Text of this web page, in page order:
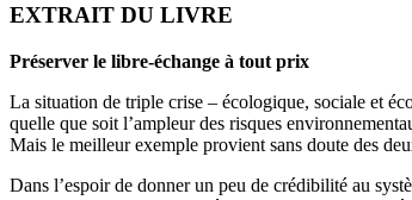
EXTRAIT DU LIVRE
Préserver le libre-échange à tout prix
La situation de triple crise – écologique, sociale et
quelle que soit l’ampleur des risques
Mais le meilleur exemple provient sans doute des
Dans l’espoir de donner un peu de crédibilité au